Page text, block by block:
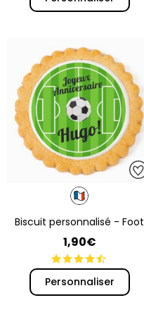
Biscuit personnalisé - Foot
1,90€
Personnaliser